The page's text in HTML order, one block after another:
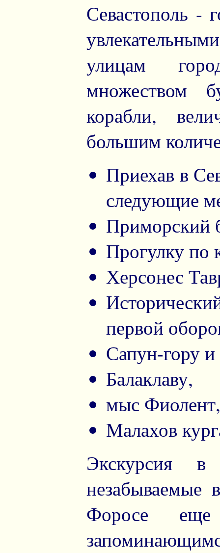
Севастополь -
улицам
множеством
корабли,
большим
Приехав в
следующие
Приморский
Прогулку по
Херсонес
первой
Сапун-гору
Балаклаву,
мыс Фиолент,
Малахов
Экскурсия
незабываемые
Форосе еще